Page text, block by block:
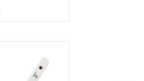
Add to
Wishlist